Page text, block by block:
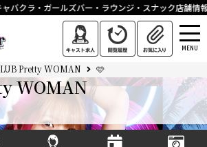
バクラ・ガールズバー・ラウンジ・スナック店舗情
MENU
Pretty WOMAN 🩷
WOMAN